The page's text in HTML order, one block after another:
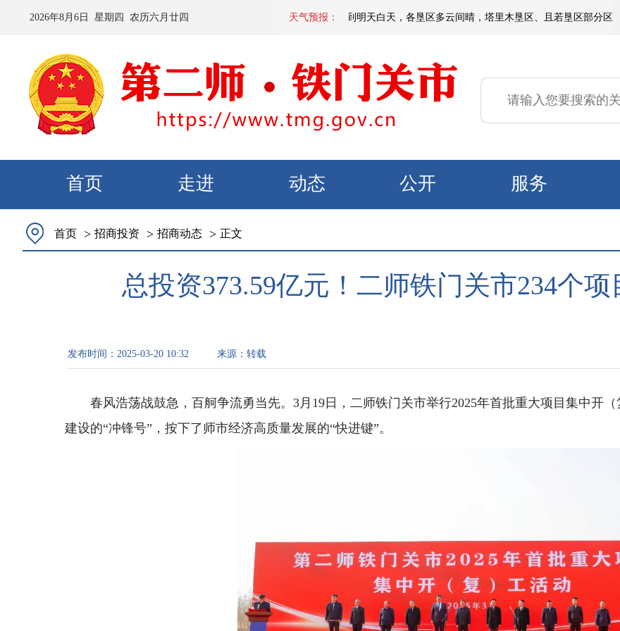
2026年8月 6 日 星期 四 农历六月廿四 天气预报：
预计：今天夜间到明天白天，各垦区多云间晴，塔里木垦区、且若垦区部分区
首页 走进 动态 公开 服务
首页 > 招商投资 > 招商动态 > 正文
总投资373.59亿元！二师铁门关市234个
发布时间： 2025-03-20 10:32 来源： 转载
春风浩荡战鼓急，百舸争流勇当先。3月19日，二师铁门关市举行2025年首批重大项目集中开
建设的“冲锋号”，按下了师市经济高质量发展的“快进键”。